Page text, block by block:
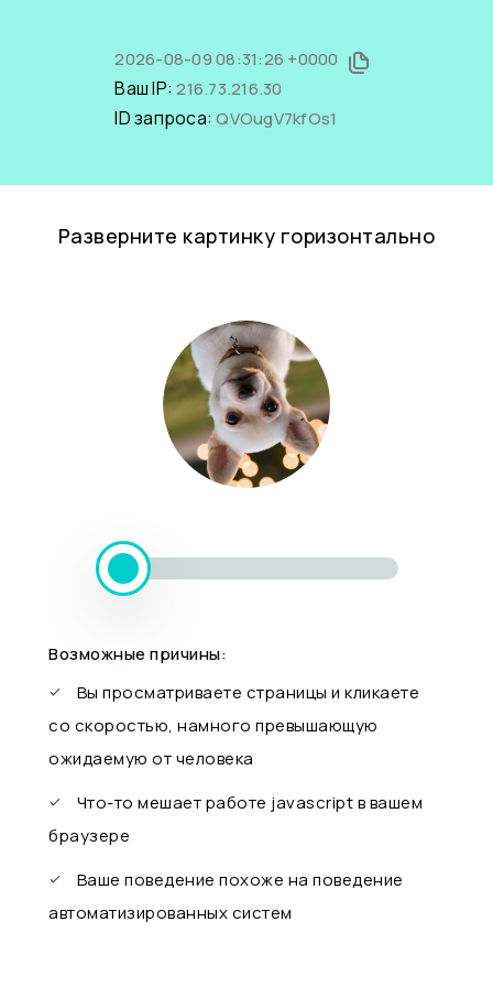
2026-08-09 08:31:26 +0000
Ваш IP:216.73.216.30
ID запроса:QVOugV7kfOs1
Разверните картинку горизонтально
Возможные причины:
Вы просматриваете страницы и кликаете
со скоростью, намного превышающую
ожидаемую от человека
Что-то мешает работе javascript в вашем
браузере
Ваше поведение похоже на поведение
автоматизированных систем